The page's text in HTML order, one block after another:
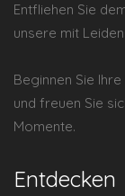
Entfliehen Sie
unsere mit
Beginnen Sie
und freuen Sie
Momente.
Entdecken